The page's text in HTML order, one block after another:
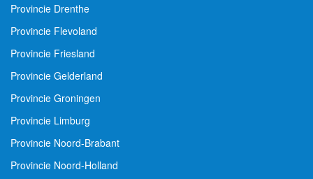
Provincie Drenthe
Provincie Flevoland
Provincie Friesland
Provincie Gelderland
Provincie Groningen
Provincie Limburg
Provincie Noord-Brabant
Provincie Noord-Holland